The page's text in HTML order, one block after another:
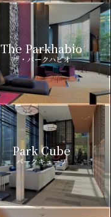
The Parkhabio
ザ・パークハビオ
Park Cube
パークキューブ